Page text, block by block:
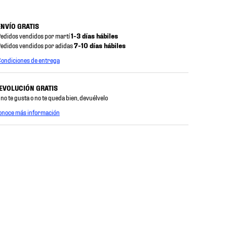
GRATIS
vendidos por martí1-3 días hábiles
vendidos por adidas7-10 días hábiles
de entrega
GRATIS
te gusta o no te queda bien, devuélvelo
más información